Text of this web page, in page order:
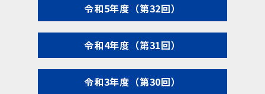
令和5年度（第32回）
令和4年度（第31回）
令和3年度（第30回）